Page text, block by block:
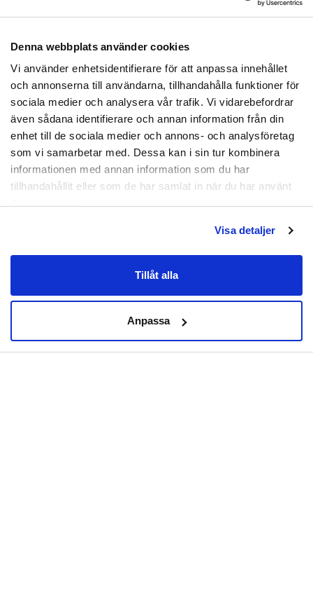
Denna webbplats använder cookies
Vi använder enhetsidentifierare för att anpassa innehållet
och annonserna till användarna, tillhandahålla funktioner för
sociala medier och analysera vår trafik. Vi vidarebefordrar
även sådana identifierare och annan information från din
enhet till de sociala medier och annons- och analysföretag
som vi samarbetar med. Dessa kan i sin tur kombinera
informationen med annan information som du har
tillhandahållit eller som de har samlat in när du har använt
Visa detaljer
Tillåt alla
Anpassa
vintern. Skoinläggen passar i de allra flesta skor och
går att klippa till rätt storlek enligt mallen på
undersidan.
Handtvättas i ljummet vatten.
Material: EVA-sula, syntetull.
Prenumerera
Genom att registrera dig godkänner du
Nej tack